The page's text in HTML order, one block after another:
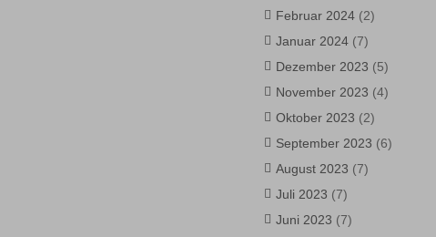
Februar 2024(2)
Januar 2024(7)
Dezember 2023 (5)
November 2023 (4)
Oktober 2023 (2)
September 2023 (6)
August 2023 (7)
Juli 2023 (7)
Juni 2023 (7)